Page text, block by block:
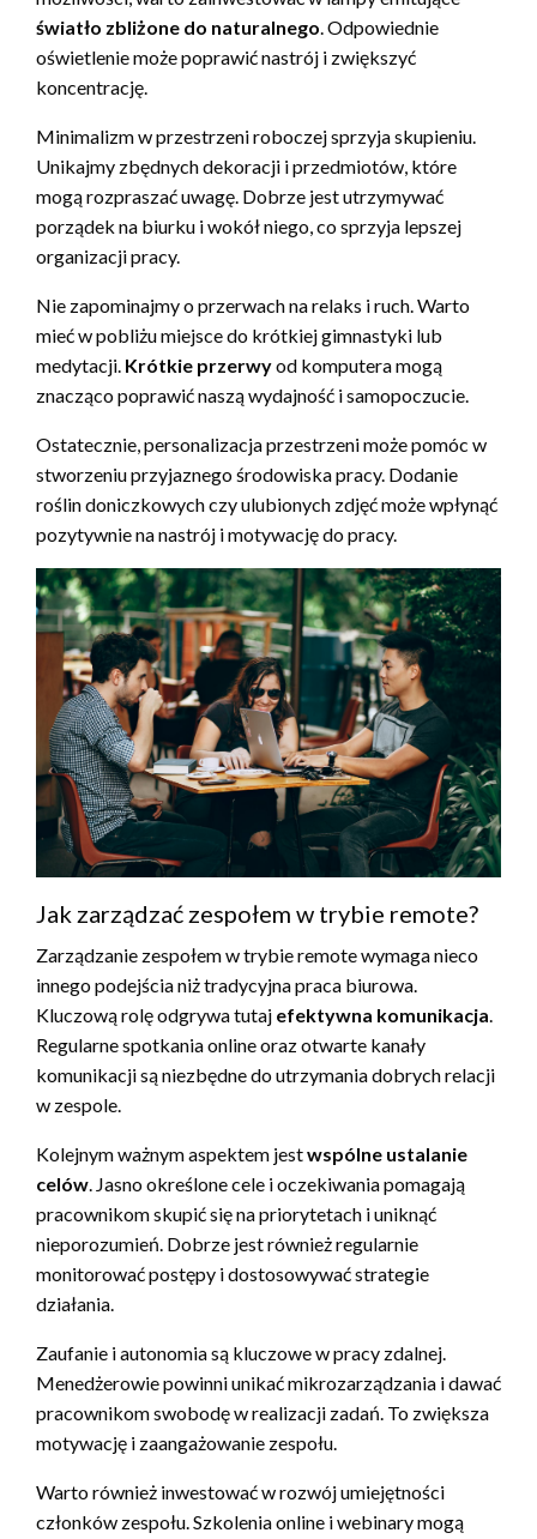
światło zbliżone do naturalnego . Odpowiednie
oświetlenie może poprawić nastrój i zwiększyć
koncentrację.
Minimalizm w przestrzeni roboczej sprzyja skupieniu.
Unikajmy zbędnych dekoracji i przedmiotów, które
mogą rozpraszać uwagę. Dobrze jest utrzymywać
porządek na biurku i wokół niego, co sprzyja lepszej
organizacji pracy.
Nie zapominajmy o przerwach na relaks i ruch. Warto
mieć w pobliżu miejsce do krótkiej gimnastyki lub
medytacji. Krótkie przerwyod komputera mogą
znacząco poprawić naszą wydajność i samopoczucie.
Ostatecznie, personalizacja przestrzeni może pomóc w
stworzeniu przyjaznego środowiska pracy. Dodanie
roślin doniczkowych czy ulubionych zdjęć może wpłynąć
pozytywnie na nastrój i motywację do pracy.
Jak zarządzać zespołem w trybie remote?
Zarządzanie zespołem w trybie remote wymaga nieco
innego podejścia niż tradycyjna praca biurowa.
Kluczową rolę odgrywa tutaj efektywna komunikacja.
Regularne spotkania online oraz otwarte kanały
komunikacji są niezbędne do utrzymania dobrych relacji
w zespole.
Kolejnym ważnym aspektem jestwspólne ustalanie
celów. Jasno określone cele i oczekiwania pomagają
pracownikom skupić się na priorytetach i uniknąć
nieporozumień. Dobrze jest również regularnie
monitorować postępy i dostosowywać strategie
działania.
Zaufanie i autonomia są kluczowe w pracy zdalnej.
Menedżerowie powinni unikać mikrozarządzania i dawać
pracownikom swobodę w realizacji zadań. To zwiększa
motywację i zaangażowanie zespołu.
Warto również inwestować w rozwój umiejętności
członków zespołu. Szkolenia online i webinary mogą